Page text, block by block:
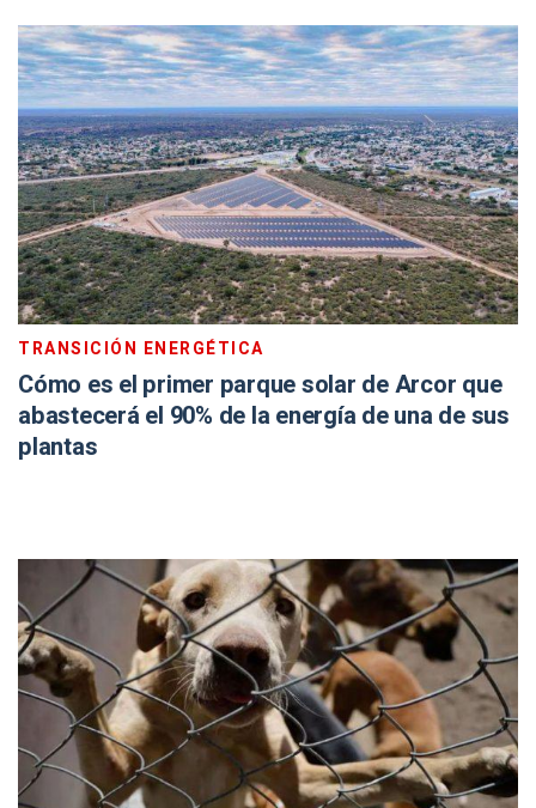
TRANSICIÓN ENERGÉTICA
Cómo es el primer parque solar de Arcor que
abastecerá el 90% de la energía de una de sus
plantas